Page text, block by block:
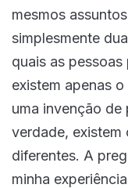
mesmos
simplesmente
quais as
existem apenas
uma invenção de
verdade, existem
diferentes. A
minha